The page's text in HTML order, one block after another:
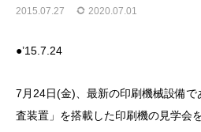
2015.07.27 2020.07.01
●’15.7.24
7月24日(金)、最新の印刷機械設備
査装置」を搭載した印刷機の見学会